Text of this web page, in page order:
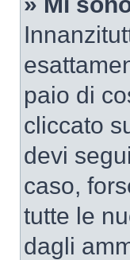
paio di
cliccato
devi
caso,
tutte le
dagli